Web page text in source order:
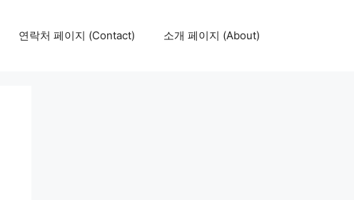
연락처 페이지 (Contact) 소개 페이지 (About)